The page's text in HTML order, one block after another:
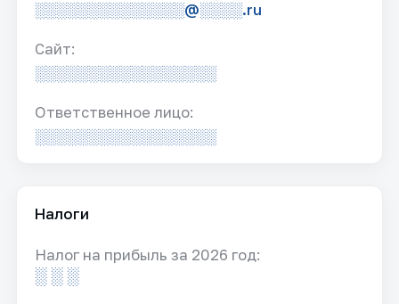
░░░░░░░░░░░░░░@░░░░.ru
Сайт:
░░░░░░░░░░░░░░░░░
Ответственное лицо:
░░░░░░░░░░░░░░░░░
Налоги
Налог на прибыль за 2026 год:
░ ░ ░